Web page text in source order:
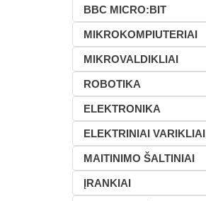
BBC MICRO:BIT
MIKROKOMPIUTERIAI
MIKROVALDIKLIAI
ROBOTIKA
ELEKTRONIKA
ELEKTRINIAI VARIKLIAI
MAITINIMO ŠALTINIAI
ĮRANKIAI